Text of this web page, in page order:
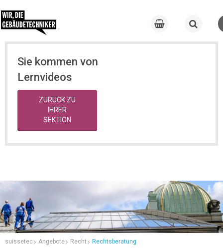
Sie kommen von
Lernvideos
ZURÜCK ZU
IHRER
SEKTION
suissetec Angebote Recht Rechtsberatung